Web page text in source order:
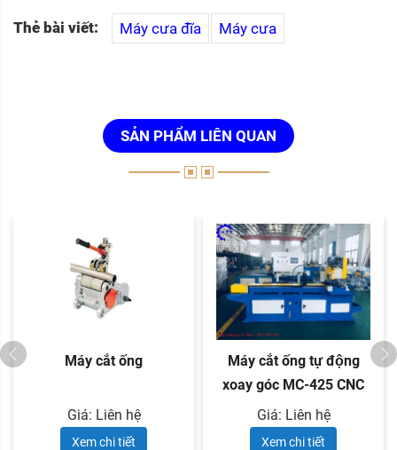
Thẻ bài viết: Máy cưa đĩa Máy cưa
SẢN PHẨM LIÊN QUAN
Máy cắt ống
Giá: Liên hệ
Xem chi tiết
Máy cắt ống tự động
xoay góc MC-425 CNC
Giá: Liên hệ
Xem chi tiết